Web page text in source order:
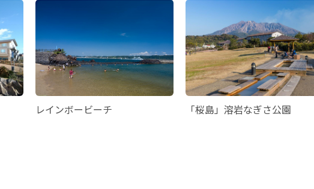
レインボービーチ 「桜島」溶岩なぎさ公園